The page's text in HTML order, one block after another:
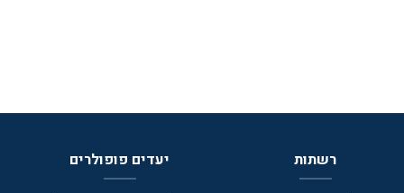
רשתות יעדים פופולרים